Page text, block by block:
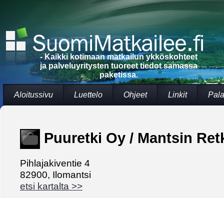
- Kaikki kotimaan matkailun ykköskohteet
ja palveluyritysten tuoreet tiedot samassa
paketissa.
Aloitussivu Luettelo Ohjeet Linkit
Puuretki Oy / Mantsin
Pihlajakiventie 4
82900, Ilomantsi
etsi kartalta >>